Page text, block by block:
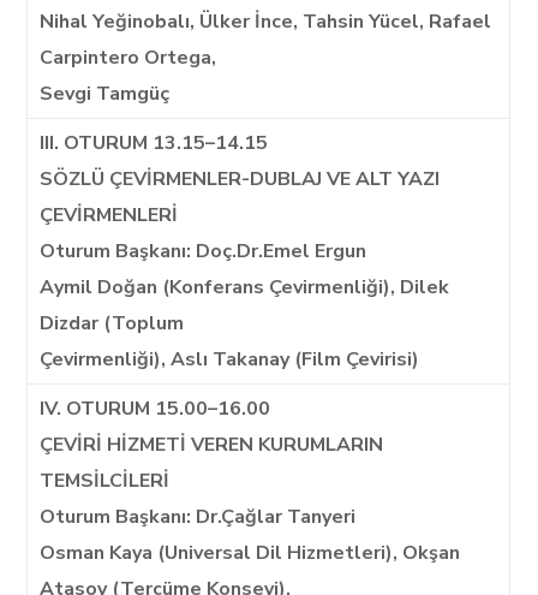
Nihal Yeğinobalı, Ülker İnce, Tahsin Yücel, Rafael
Carpintero Ortega,
Sevgi Tamgüç
III. OTURUM 13.15–14.15
SÖZLÜ ÇEVİRMENLER-DUBLAJ VE ALT YAZI
ÇEVİRMENLERİ
Oturum Başkanı: Doç.Dr.Emel Ergun
Aymil Doğan (Konferans Çevirmenliği), Dilek
Dizdar (Toplum
Çevirmenliği), Aslı Takanay (Film Çevirisi)
IV. OTURUM 15.00–16.00
ÇEVİRİ HİZMETİ VEREN KURUMLARIN
TEMSİLCİLERİ
Oturum Başkanı: Dr.Çağlar Tanyeri
Osman Kaya (Universal Dil Hizmetleri), Okşan
Atasoy (Tercüme Konseyi),